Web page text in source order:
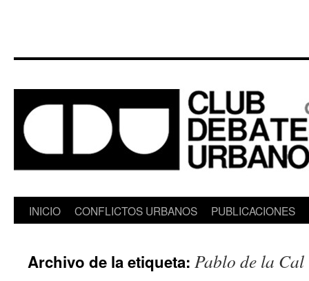
Saltar
contenido
INICIO CONFLICTOS URBANOS PUBLICACIONES
Archivo de la etiqueta: Pablo de la Cal